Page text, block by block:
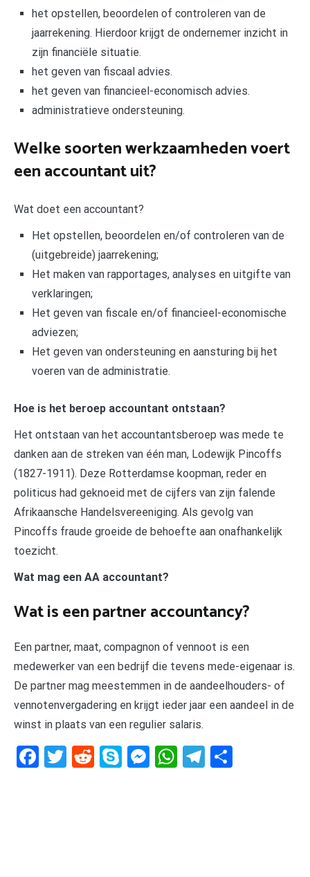
het opstellen, beoordelen of controleren van de
jaarrekening. Hierdoor krijgt de ondernemer inzicht in
zijn financiële situatie.
het geven van fiscaal advies.
het geven van financieel-economisch advies.
administratieve ondersteuning.
Welke soorten werkzaamheden voert
een accountant uit?
Wat doet een accountant?
Het opstellen, beoordelen en/of controleren van de
(uitgebreide) jaarrekening;
Het maken van rapportages, analyses en uitgifte van
verklaringen;
Het geven van fiscale en/of financieel-economische
adviezen;
Het geven van ondersteuning en aansturing bij het
voeren van de administratie.
Hoe is het beroep accountant ontstaan?
Het ontstaan van het accountantsberoep was mede te
danken aan de streken van één man, Lodewijk Pincoffs
(1827-1911). Deze Rotterdamse koopman, reder en
politicus had geknoeid met de cijfers van zijn falende
Afrikaansche Handelsvereeniging. Als gevolg van
Pincoffs fraude groeide de behoefte aan onafhankelijk
toezicht.
Wat mag een AA accountant?
Wat is een partner accountancy?
Een partner, maat, compagnon of vennoot is een
medewerker van een bedrijf die tevens mede-eigenaar is.
De partner mag meestemmen in de aandeelhouders- of
vennotenvergadering en krijgt ieder jaar een aandeel in de
winst in plaats van een regulier salaris.
Facebook
Twitter
RedditSkypeMessenger
WhatsApp
Telegram